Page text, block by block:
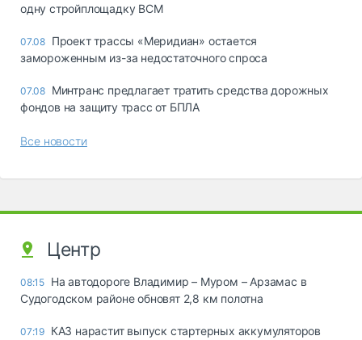
одну стройплощадку ВСМ
07.08 Проект трассы «Меридиан» остается
замороженным из-за недостаточного спроса
07.08 Минтранс предлагает тратить средства дорожных
фондов на защиту трасс от БПЛА
Все новости
Центр
08:15 На автодороге Владимир – Муром – Арзамас в
Судогодском районе обновят 2,8 км полотна
07:19 КАЗ нарастит выпуск стартерных аккумуляторов